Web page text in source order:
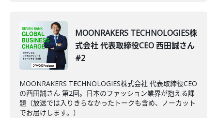
MOONRAKERS TECHNOLOGIES株
式会社 代表取締役CEO 西田誠さん
#2
MOONRAKERS TECHNOLOGIES株式会社 代表取締役CEO
の西田誠さん 第2回。日本のファッション業界が抱える課
題（放送では入りきらなかったトークも含め、ノーカット
でお届けします。）